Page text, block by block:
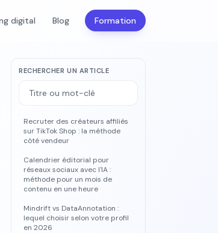
digital Blog Formation
RECHERCHER UN ARTICLE
Recruter des créateurs affiliés
sur TikTok Shop : la méthode
côté vendeur
Calendrier éditorial pour
réseaux sociaux avec l'IA :
méthode pour un mois de
contenu en une heure
Mindrift vs DataAnnotation :
lequel choisir selon votre profil
en 2026